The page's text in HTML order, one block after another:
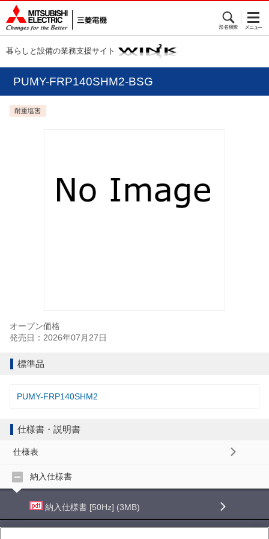
暮らしと設備の業務支援サイト
PUMY-FRP140SHM2-BSG
耐重塩害
オープン価格
発売日：2026年07月27日
標準品
PUMY-FRP140SHM2
仕様書・説明書
仕様表
納入仕様書
納入仕様書 [50Hz] (3MB)